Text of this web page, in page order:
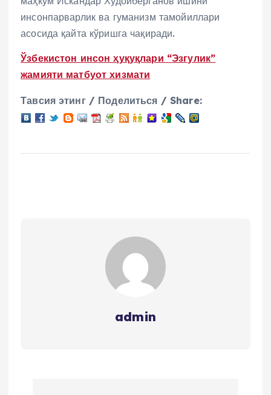
инсонпарварлик ва гуманизм тамойиллари
асосида қайта кўришга чақиради.
Ўзбекистон инсон ҳуқуқлари “Эзгулик”
жамияти матбуот хизмати
Тавсия этинг / Поделиться / Share:
admin